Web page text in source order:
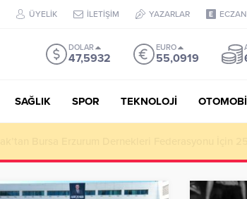
ÜYELİK İLETİŞİM YAZARLAR
DOLAR
47,5932
EURO
55,0919
SAĞLIK SPOR TEKNOLOJİ